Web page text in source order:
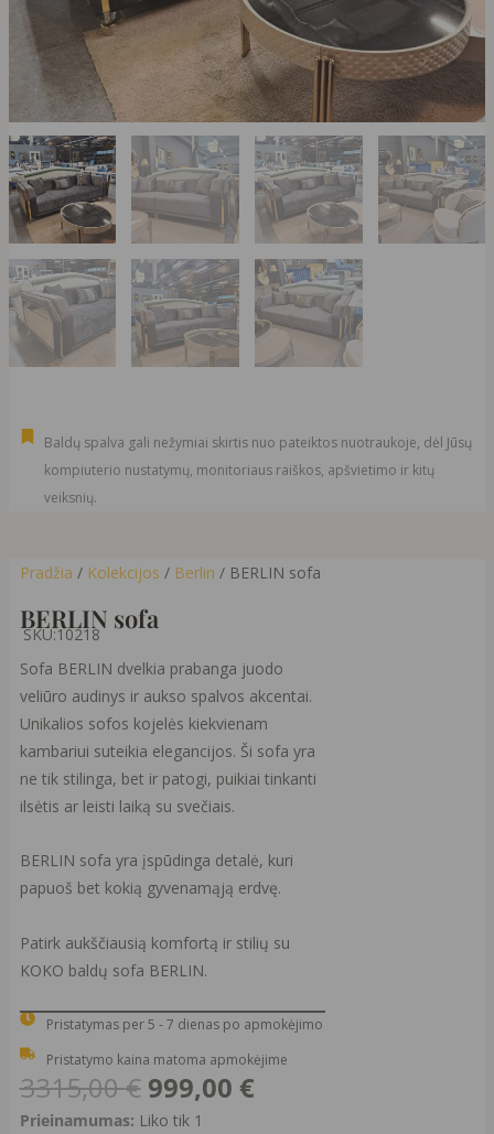
Baldų spalva gali nežymiai skirtis nuo pateiktos nuotraukoje, dėl Jūsų
kompiuterio nustatymų, monitoriaus raiškos, apšvietimo ir kitų
veiksnių.
Pradžia / Kolekcijos / Berlin / BERLIN sofa
BERLIN sofa
SKU:10218
Sofa BERLIN dvelkia prabanga juodo
veliūro audinys ir aukso spalvos akcentai.
Unikalios sofos kojelės kiekvienam
kambariui suteikia elegancijos. Ši sofa yra
ne tik stilinga, bet ir patogi, puikiai tinkanti
ilsėtis ar leisti laiką su svečiais.
BERLIN sofa yra įspūdinga detalė, kuri
papuoš bet kokią gyvenamąją erdvę.
Patirk aukščiausią komfortą ir stilių su
KOKO baldų sofa BERLIN.
Pristatymas per 5 - 7 dienas po apmokėjimo
Pristatymo kaina matoma apmokėjime
3315,00€ Original
price
999,00 €Current
Prieinamumas: Liko tik 1
produkto